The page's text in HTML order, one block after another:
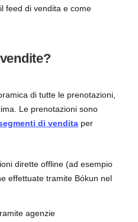
feed di vendita e come
di tutte le prenotazioni,
Le prenotazioni sono
di vendita per
dirette offline (ad esempio
effettuate tramite Bókun nel
agenzie